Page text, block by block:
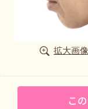
拡大画像